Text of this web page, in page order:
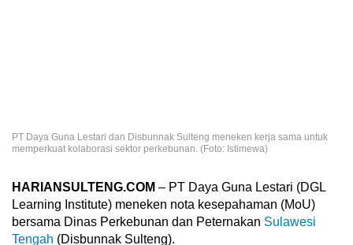
PT Daya Guna Lestari dan Disbunnak Sulteng meneken kerja sama untuk
memperkuat kolaborasi sektor perkebunan. (Foto: Istimewa)
HARIANSULTENG.COM – PT Daya Guna Lestari (DGL
Learning Institute) meneken nota kesepahaman (MoU)
bersama Dinas Perkebunan dan Peternakan Sulawesi
Tengah (Disbunnak Sulteng).